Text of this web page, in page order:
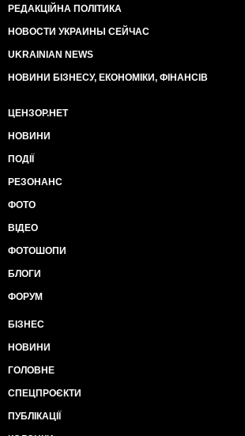
РЕДАКЦІЙНА ПОЛІТИКА
НОВОСТИ УКРАИНЫ СЕЙЧАС
UKRAINIAN NEWS
НОВИНИ БІЗНЕСУ, ЕКОНОМІКИ, ФІНАНСІВ
ЦЕНЗОР.НЕТ
НОВИНИ
ПОДІЇ
РЕЗОНАНС
ФОТО
ВІДЕО
ФОТОШОПИ
БЛОГИ
ФОРУМ
БІЗНЕС
НОВИНИ
ГОЛОВНЕ
СПЕЦПРОЄКТИ
ПУБЛІКАЦІЇ